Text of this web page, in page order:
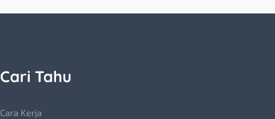
Cari Tahu
Cara Kerja